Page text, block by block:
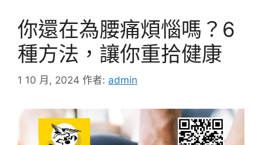
你還在為腰痛煩惱嗎？6
種方法，讓你重拾健康
1 10 月, 2024 作者: admin